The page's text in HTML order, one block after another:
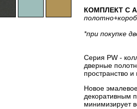
КОМПЛЕКТ С
полотно
*при покупке
Серия PW -
дверные
пространство
Новое
декоративным
минимизирует